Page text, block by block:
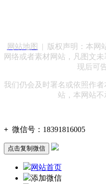
网站地图
| 版权声明：本网
网络或者素材网站，凡图文
现后可
我们仍会及时署名或依照作
站，本网站不
+ 微信号： 18391816005
点击复制微信
网站首页
添加微信